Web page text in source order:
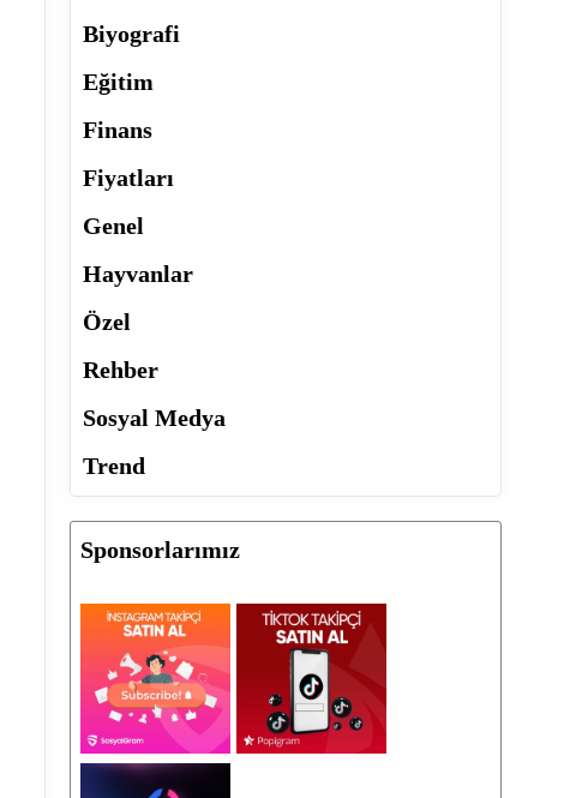
Biyografi
Eğitim
Finans
Fiyatları
Genel
Hayvanlar
Özel
Rehber
Sosyal Medya
Trend
Sponsorlarımız